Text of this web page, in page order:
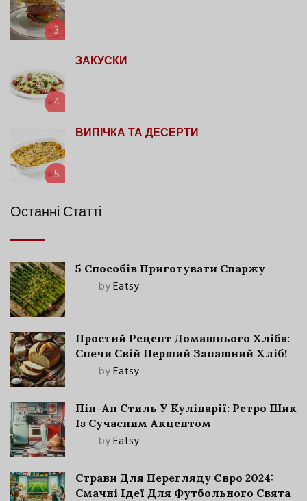
3
4
ЗАКУСКИ
5
ВИПІЧКА ТА ДЕСЕРТИ
Останні Статті
5 Способів Приготувати Спаржу
byEatsy
Простий Рецепт Домашнього Хліба:
Спечи Свій Перший Запашний Хліб!
byEatsy
Пін-Ап Стиль У Кулінарії: Ретро Шик
Із Сучасним Акцентом
byEatsy
Страви Для Перегляду Євро 2024:
Смачні Ідеї Для Футбольного Свята